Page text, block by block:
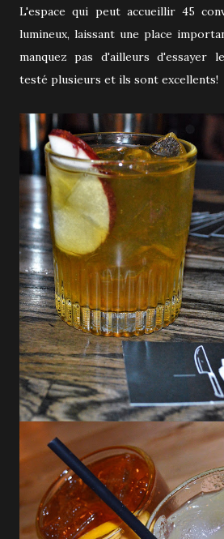
L'espace qui peut accueillir 45
lumineux, laissant une place
manquez pas d'ailleurs d'essayer
testé plusieurs et ils sont excellents!